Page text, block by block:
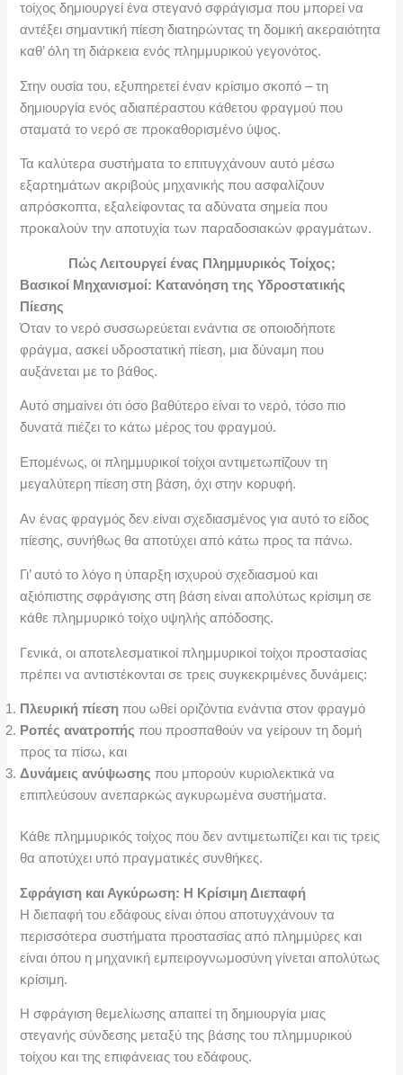
τοίχος δημιουργεί ένα στεγανό σφράγισμα που μπορεί να
αντέξει σημαντική πίεση διατηρώντας τη δομική ακεραιότητα
καθ’ όλη τη διάρκεια ενός πλημμυρικού γεγονότος.
Στην ουσία του, εξυπηρετεί έναν κρίσιμο σκοπό – τη
δημιουργία ενός αδιαπέραστου κάθετου φραγμού που
σταματά το νερό σε προκαθορισμένο ύψος.
Τα καλύτερα συστήματα το επιτυγχάνουν αυτό μέσω
εξαρτημάτων ακριβούς μηχανικής που ασφαλίζουν
απρόσκοπτα, εξαλείφοντας τα αδύνατα σημεία που
προκαλούν την αποτυχία των παραδοσιακών φραγμάτων.
Πώς Λειτουργεί ένας Πλημμυρικός Τοίχος;
Βασικοί Μηχανισμοί: Κατανόηση της Υδροστατικής
Πίεσης
Όταν το νερό συσσωρεύεται ενάντια σε οποιοδήποτε
φράγμα, ασκεί υδροστατική πίεση, μια δύναμη που
αυξάνεται με το βάθος.
Αυτό σημαίνει ότι όσο βαθύτερο είναι το νερό, τόσο πιο
δυνατά πιέζει το κάτω μέρος του φραγμού.
Επομένως, οι πλημμυρικοί τοίχοι αντιμετωπίζουν τη
μεγαλύτερη πίεση στη βάση, όχι στην κορυφή.
Αν ένας φραγμός δεν είναι σχεδιασμένος για αυτό το είδος
πίεσης, συνήθως θα αποτύχει από κάτω προς τα πάνω.
Γι’ αυτό το λόγο η ύπαρξη ισχυρού σχεδιασμού και
αξιόπιστης σφράγισης στη βάση είναι απολύτως κρίσιμη σε
κάθε πλημμυρικό τοίχο υψηλής απόδοσης.
Γενικά, οι αποτελεσματικοί πλημμυρικοί τοίχοι προστασίας
πρέπει να αντιστέκονται σε τρεις συγκεκριμένες δυνάμεις:
Πλευρική πίεση που ωθεί οριζόντια ενάντια στον φραγμό
Ροπές ανατροπής που προσπαθούν να γείρουν τη δομή
προς τα πίσω, και
Δυνάμεις ανύψωσης που μπορούν κυριολεκτικά να
επιπλεύσουν ανεπαρκώς αγκυρωμένα συστήματα.
Κάθε πλημμυρικός τοίχος που δεν αντιμετωπίζει και τις τρεις
θα αποτύχει υπό πραγματικές συνθήκες.
Σφράγιση και Αγκύρωση: Η Κρίσιμη Διεπαφή
Η διεπαφή του εδάφους είναι όπου αποτυγχάνουν τα
περισσότερα συστήματα προστασίας από πλημμύρες και
είναι όπου η μηχανική εμπειρογνωμοσύνη γίνεται απολύτως
κρίσιμη.
Η σφράγιση θεμελίωσης απαιτεί τη δημιουργία μιας
στεγανής σύνδεσης μεταξύ της βάσης του πλημμυρικού
τοίχου και της επιφάνειας του εδάφους.